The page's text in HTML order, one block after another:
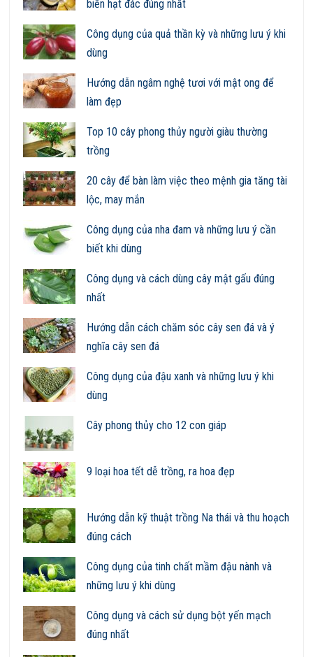
biến hạt đác đúng nhất
Công dụng của quả thần kỳ và những lưu ý khi
dùng
Hướng dẫn ngâm nghệ tươi với mật ong để
làm đẹp
Top 10 cây phong thủy người giàu thường
trồng
20 cây để bàn làm việc theo mệnh gia tăng tài
lộc, may mắn
Công dụng của nha đam và những lưu ý cần
biết khi dùng
Công dụng và cách dùng cây mật gấu đúng
nhất
Hướng dẫn cách chăm sóc cây sen đá và ý
nghĩa cây sen đá
Công dụng của đậu xanh và những lưu ý khi
dùng
Cây phong thủy cho 12 con giáp
9 loại hoa tết dễ trồng, ra hoa đẹp
Hướng dẫn kỹ thuật trồng Na thái và thu hoạch
đúng cách
Công dụng của tinh chất mầm đậu nành và
những lưu ý khi dùng
Công dụng và cách sử dụng bột yến mạch
đúng nhất